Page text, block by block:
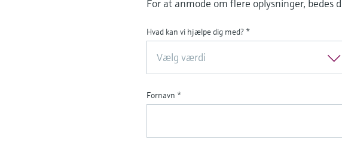
For at anmode om flere oplysninger,
Hvad kan vi hjælpe dig med? *
Vælg værdi
Fornavn *